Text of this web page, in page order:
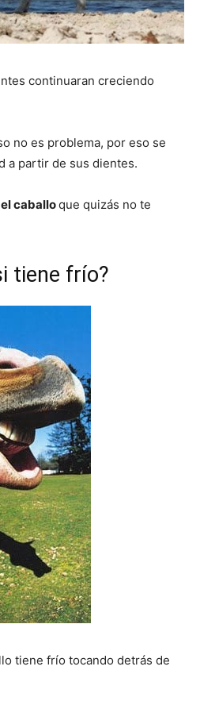
continuaran creciendo
no es problema, por eso se
a partir de sus dientes.
caballoque quizás no te
tiene frío?
tiene frío tocando detrás de